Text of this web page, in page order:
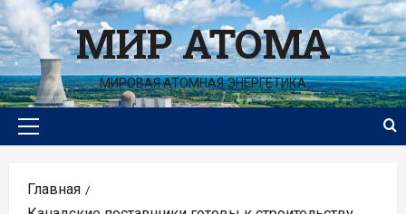
Перейти
к
содержимомуМИР АТОМА
МИРОВАЯ АТОМНАЯ ЭНЕРГЕТИКА
Основное
Главная